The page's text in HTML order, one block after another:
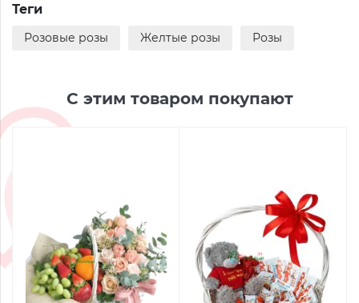
Теги
Розовые розы Желтые розы Розы
С этим товаром покупают